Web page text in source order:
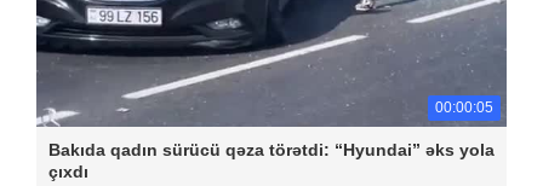
00:00:05
Bakıda qadın sürücü qəza törətdi: “Hyundai” əks yola
çıxdı